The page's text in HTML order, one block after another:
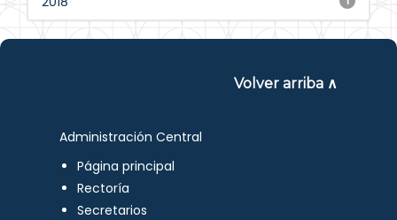
Volver arriba ∧
Administración Central
Página principal
Rectoría
Secretarios